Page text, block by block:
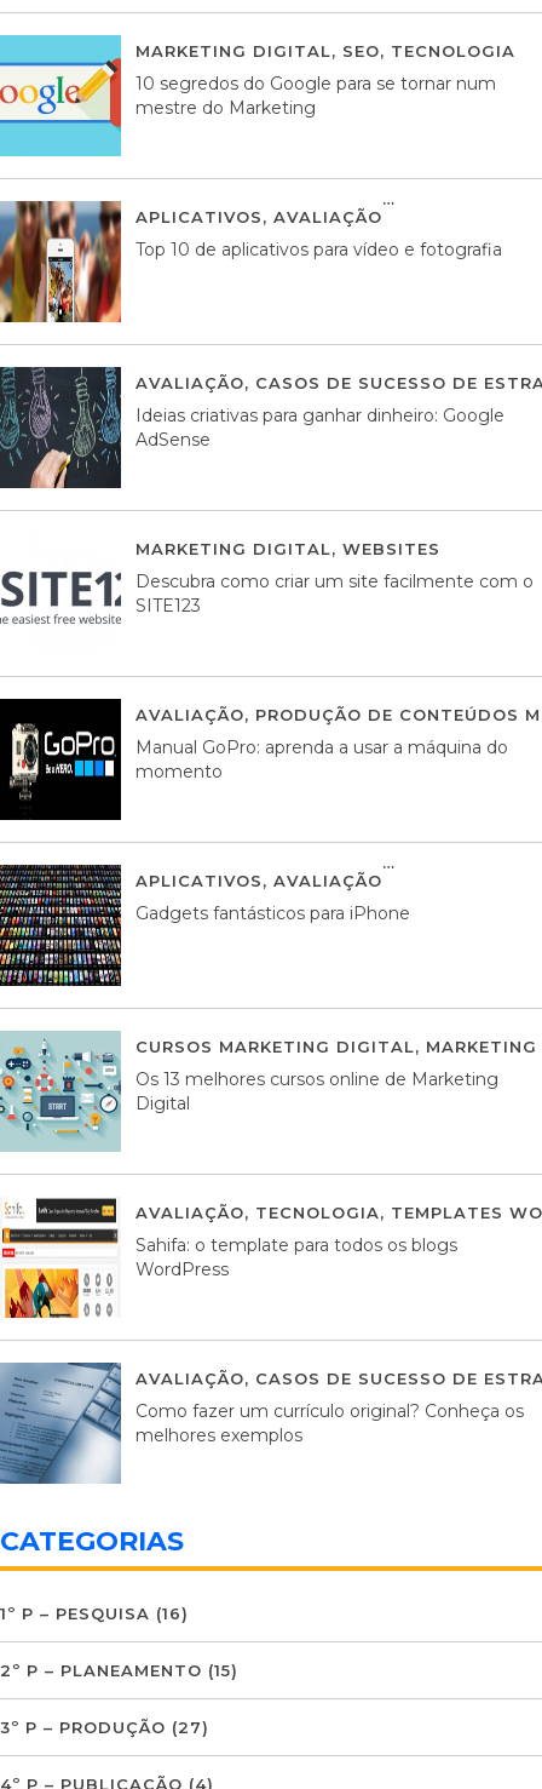
MARKETING DIGITAL, SEO, TECNOLOGIA
10 segredos do Google para se tornar num
mestre do Marketing
APLICATIVOS, AVALIAÇÃO
Top 10 de aplicativos para vídeo e fotografia
AVALIAÇÃO, CASOS DE SUCESSO DE
Ideias criativas para ganhar dinheiro: Google
AdSense
MARKETING DIGITAL, WEBSITES
Descubra como criar um site facilmente com o
SITE123
AVALIAÇÃO, PRODUÇÃO DE CONTEÚDOS
Manual GoPro: aprenda a usar a máquina do
momento
APLICATIVOS, AVALIAÇÃO
Gadgets fantásticos para iPhone
CURSOS MARKETING DIGITAL,
Os 13 melhores cursos online de Marketing
Digital
AVALIAÇÃO, TECNOLOGIA, TEMPLATES
Sahifa: o template para todos os blogs
WordPress
AVALIAÇÃO, CASOS DE SUCESSO DE
Como fazer um currículo original? Conheça os
melhores exemplos
CATEGORIAS
1º P – PESQUISA (16)
2º P – PLANEAMENTO (15)
3º P – PRODUÇÃO (27)
4º P – PUBLICAÇÃO (4)